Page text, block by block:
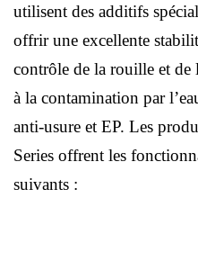
utilisent des additifs
offrir une excellente
contrôle de la rouille et de
à la contamination par
anti-usure et EP. Les
Series offrent les
suivants :